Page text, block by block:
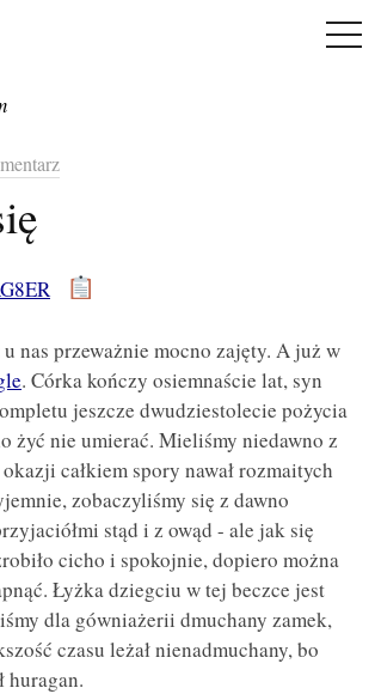
nas przeważnie mocno zajęty. A już w
. Córka kończy osiemnaście lat, syn
jeszcze dwudziestolecie pożycia
żyć nie umierać. Mieliśmy niedawno z
całkiem spory nawał rozmaitych
zobaczyliśmy się z dawno
stąd i z owąd - ale jak się
cicho i spokojnie, dopiero można
Łyżka dziegciu w tej beczce jest
dla gówniażerii dmuchany zamek,
czasu leżał nienadmuchany, bo
huragan.